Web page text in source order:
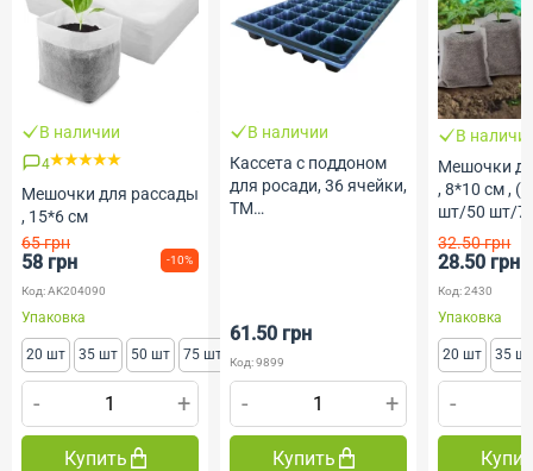
В наличии
4
Мешочки для рассады
, 15*6 см
65 грн
58 грн -10%
Код: AK204090
Упаковка
20 шт 35 шт 50 шт 75 шт
- +
Купить
В наличии
Кассета с поддоном
для росади, 36 ячейки,
ТМ
61.50 грн
Код: 9899
- +
Купить
В
Мешочки
, 8*10 см ,
шт/50 шт/
32.50 грн
28.50 грн
Код: 2430
Упаковка
20 шт 35
-